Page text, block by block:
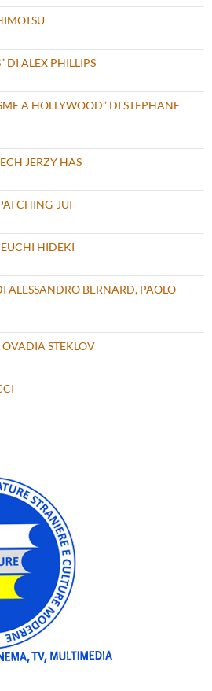
DI ALEX PHILLIPS
A HOLLYWOOD” DI STEPHANE
JERZY HAS
CHING-JUI
HIDEKI
ALESSANDRO BERNARD, PAOLO
OVADIA STEKLOV